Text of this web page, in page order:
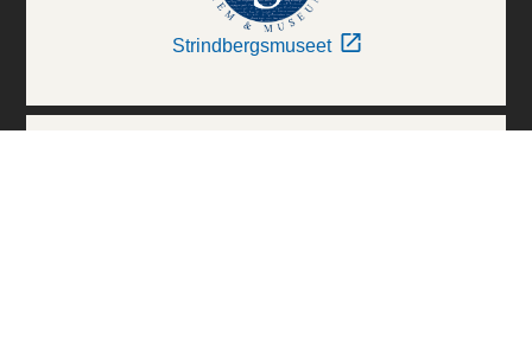
Strindbergsmuseet